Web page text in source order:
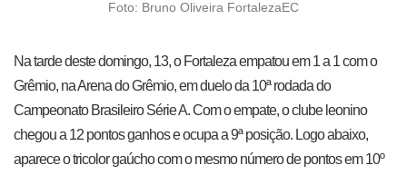
Foto: Bruno Oliveira FortalezaEC
Na tarde deste domingo, 13, o Fortaleza empatou em 1 a 1 com o
Grêmio, na Arena do Grêmio, em duelo da 10ª rodada do
Campeonato Brasileiro Série A. Com o empate, o clube leonino
chegou a 12 pontos ganhos e ocupa a 9ª posição. Logo abaixo,
aparece o tricolor gaúcho com o mesmo número de pontos em 10º